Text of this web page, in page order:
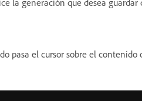
pasa el cursor sobre el contenido